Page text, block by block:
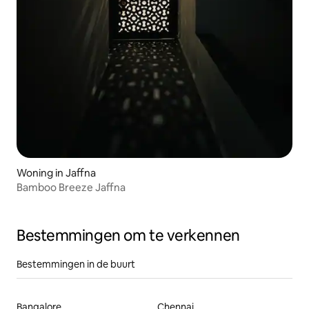
Woning in Jaffna
Bamboo Breeze Jaffna
Bestemmingen om te verkennen
Bestemmingen in de buurt